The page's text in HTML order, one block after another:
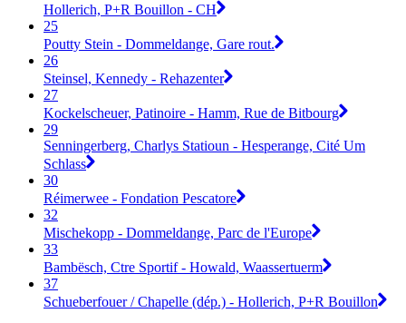
Hollerich, P+R Bouillon - CH
25
Poutty Stein - Dommeldange, Gare rout.
26
Steinsel, Kennedy - Rehazenter
27
Kockelscheuer, Patinoire - Hamm, Rue de Bitbourg
29
Senningerberg, Charlys Statioun - Hesperange, Cité Um
Schlass
30
Réimerwee - Fondation Pescatore
32
Mischekopp - Dommeldange, Parc de l'Europe
33
Bambësch, Ctre Sportif - Howald, Waassertuerm
37
Schueberfouer / Chapelle (dép.) - Hollerich, P+R Bouillon